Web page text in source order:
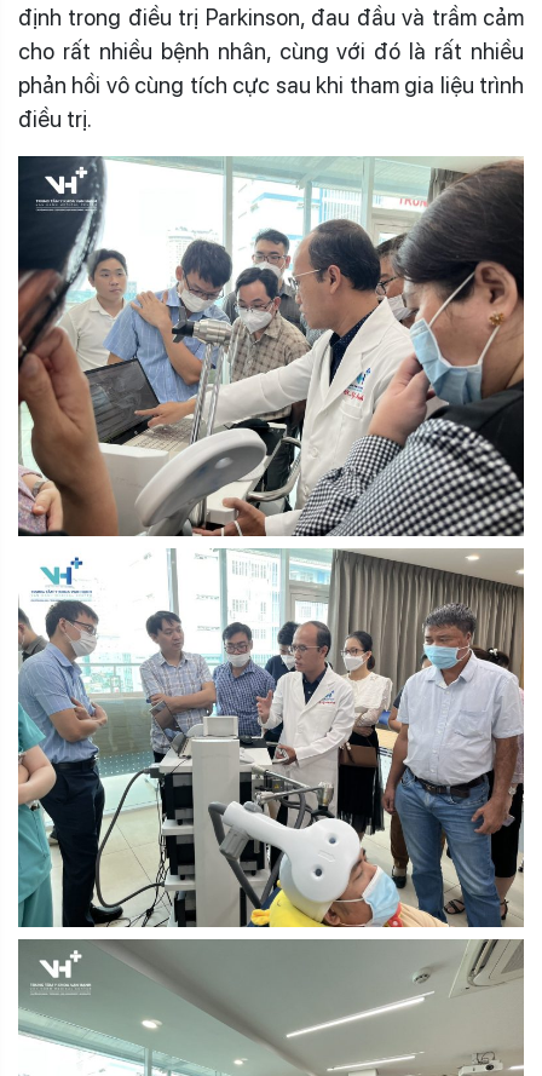
định trong điều trị Parkinson, đau đầu và trầm cảm
cho rất nhiều bệnh nhân, cùng với đó là rất nhiều
phản hồi vô cùng tích cực sau khi tham gia liệu trình
điều trị.